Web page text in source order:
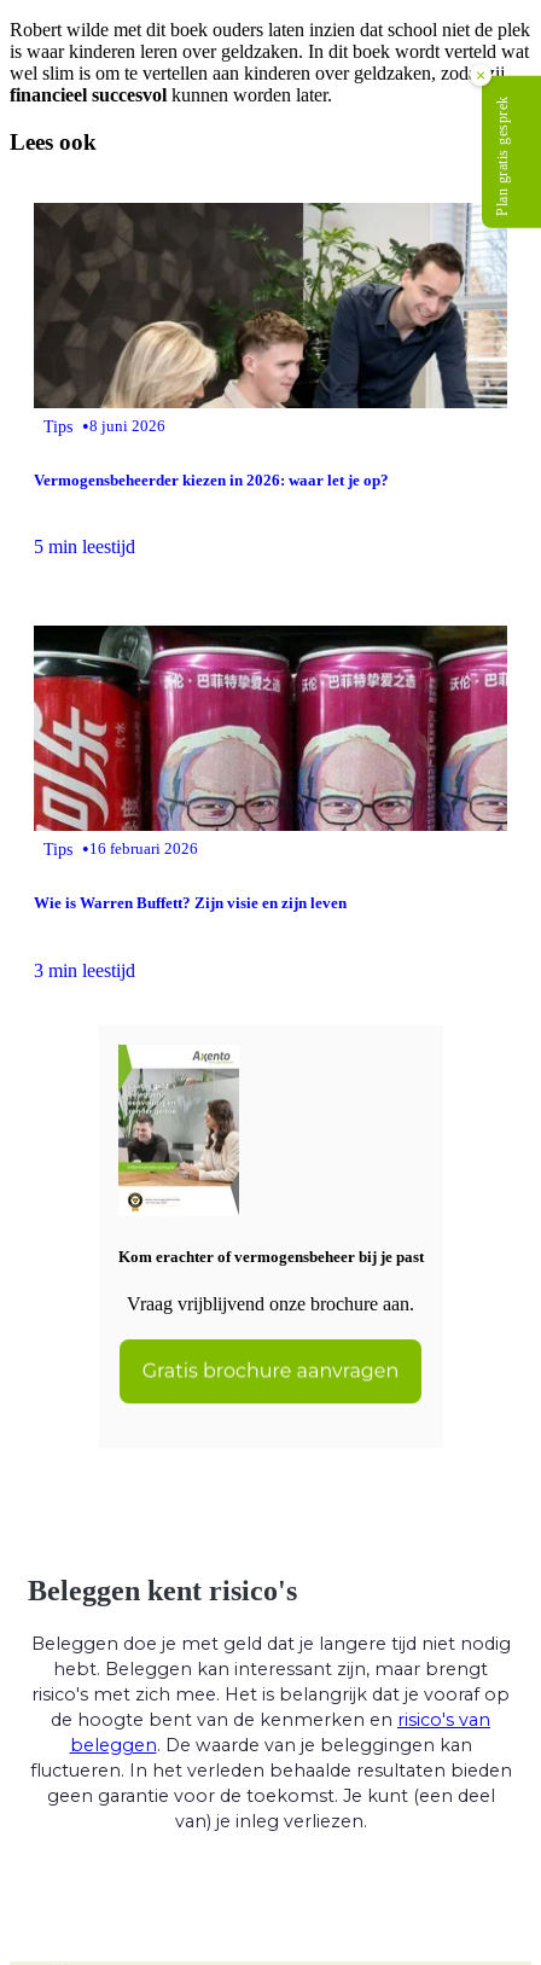
Robert wilde met dit boek ouders laten inzien dat school niet de plek
is waar kinderen leren over geldzaken. In dit boek wordt verteld wat
wel slim is om te vertellen aan kinderen over geldzaken, zodat zij
financieel succesvol kunnen worden later.
Lees ook
Tips •8 juni 2026
Vermogensbeheerder kiezen in 2026: waar let je op?
5 min leestijd
Tips •16 februari 2026
Wie is Warren Buffett? Zijn visie en zijn leven
3 min leestijd
Kom erachter of vermogensbeheer bij je past
Vraag vrijblijvend onze brochure aan.
Beleggen kent risico's
Beleggen doe je met geld dat je langere tijd niet nodig
hebt. Beleggen kan interessant zijn, maar brengt
risico's met zich mee. Het is belangrijk dat je vooraf op
de hoogte bent van de kenmerken en risico's van
beleggen. De waarde van je beleggingen kan
fluctueren. In het verleden behaalde resultaten bieden
geen garantie voor de toekomst. Je kunt (een deel
van) je inleg verliezen.
×
Plan gratis gesprek